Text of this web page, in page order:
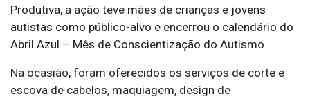
Produtiva, a ação teve mães de crianças e jovens
autistas como público-alvo e encerrou o calendário do
Abril Azul – Mês de Conscientização do Autismo.
Na ocasião, foram oferecidos os serviços de corte e
escova de cabelos, maquiagem, design de